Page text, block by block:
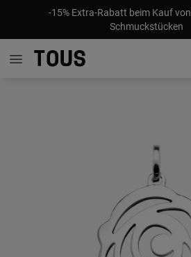
-15% Extra-Rabatt beim Kauf
Schmuckstücken